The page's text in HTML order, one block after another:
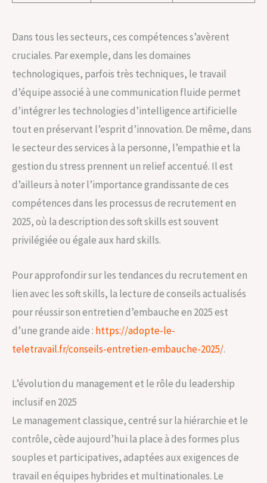
Dans tous les secteurs, ces compétences s’avèrent
cruciales. Par exemple, dans les domaines
technologiques, parfois très techniques, le travail
d’équipe associé à une communication fluide permet
d’intégrer les technologies d’intelligence artificielle
tout en préservant l’esprit d’innovation. De même, dans
le secteur des services à la personne, l’empathie et la
gestion du stress prennent un relief accentué. Il est
d’ailleurs à noter l’importance grandissante de ces
compétences dans les processus de recrutement en
2025, où la description des soft skills est souvent
privilégiée ou égale aux hard skills.
Pour approfondir sur les tendances du recrutement en
lien avec les soft skills, la lecture de conseils actualisés
pour réussir son entretien d’embauche en 2025 est
d’une grande aide : https://adopte-le-
teletravail.fr/conseils-entretien-embauche-2025/.
L’évolution du management et le rôle du leadership
inclusif en 2025
Le management classique, centré sur la hiérarchie et le
contrôle, cède aujourd’hui la place à des formes plus
souples et participatives, adaptées aux exigences de
travail en équipes hybrides et multinationales. Le